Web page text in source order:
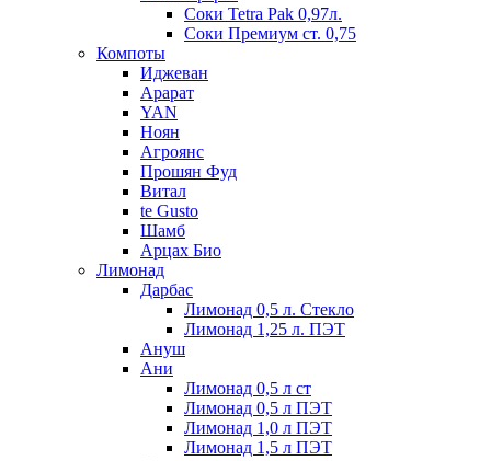
Соки Tetra Pak 0,97л.
Соки Премиум ст. 0,75
Компоты
Иджеван
Арарат
YAN
Ноян
Агроянс
Прошян Фуд
Витал
te Gusto
Шамб
Арцах Био
Лимонад
Дарбас
Лимонад 0,5 л. Стекло
Лимонад 1,25 л. ПЭТ
Ануш
Ани
Лимонад 0,5 л ст
Лимонад 0,5 л ПЭТ
Лимонад 1,0 л ПЭТ
Лимонад 1,5 л ПЭТ